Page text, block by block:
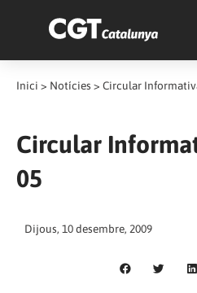
Inici > Notícies > Circular
Circular
05
Dijous, 10 desembre, 2009